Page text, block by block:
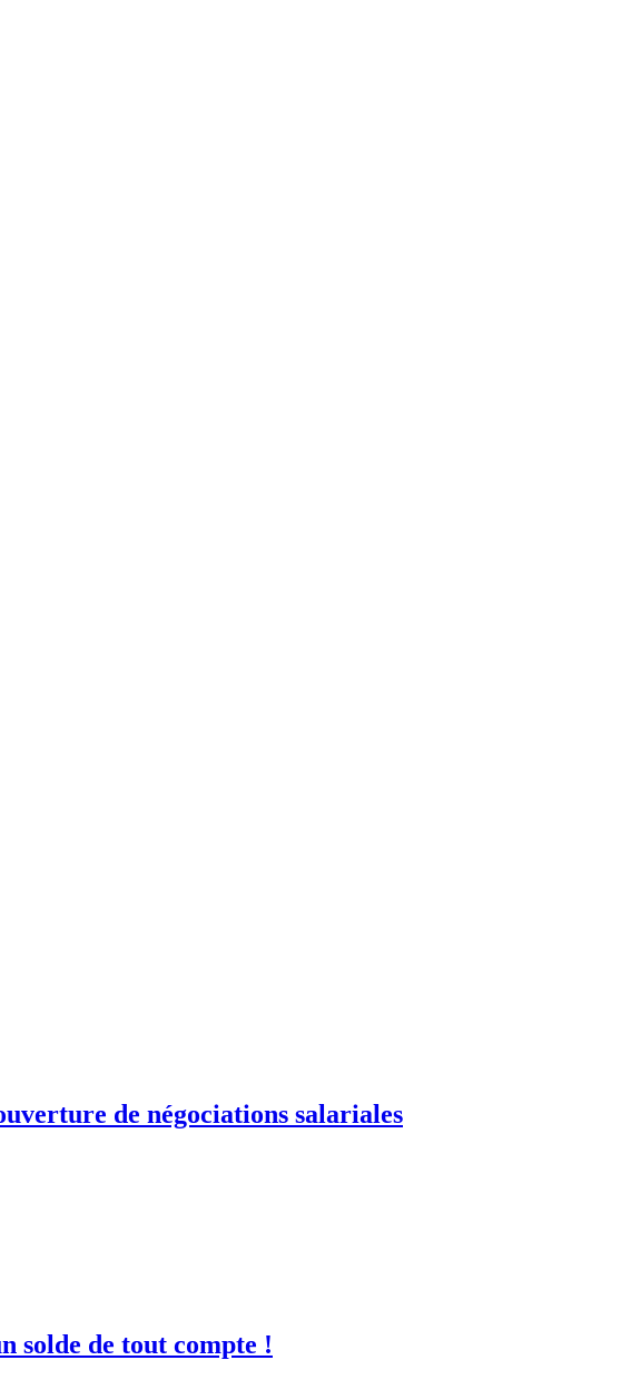
de négociations salariales
solde de tout compte !